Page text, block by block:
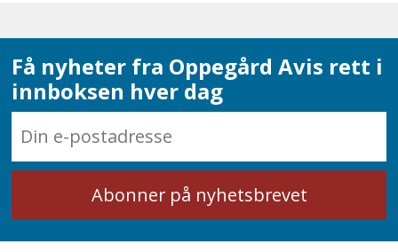
Få nyheter fra Oppegård Avis rett i
innboksen hver dag